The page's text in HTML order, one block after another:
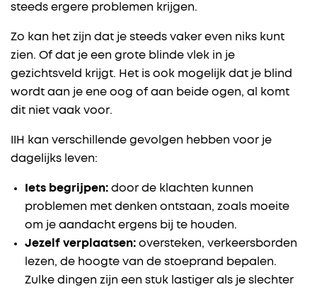
steeds ergere problemen krijgen.
Zo kan het zijn dat je steeds vaker even niks kunt
zien. Of dat je een grote blinde vlek in je
gezichtsveld krijgt. Het is ook mogelijk dat je blind
wordt aan je ene oog of aan beide ogen, al komt
dit niet vaak voor.
IIH kan verschillende gevolgen hebben voor je
dagelijks leven:
Iets begrijpen: door de klachten kunnen
problemen met denken ontstaan, zoals moeite
om je aandacht ergens bij te houden.
Jezelf verplaatsen: oversteken, verkeersborden
lezen, de hoogte van de stoeprand bepalen.
Zulke dingen zijn een stuk lastiger als je slechter